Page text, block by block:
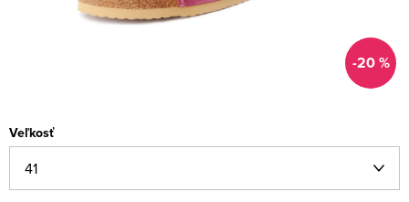
-20 %
Veľkosť